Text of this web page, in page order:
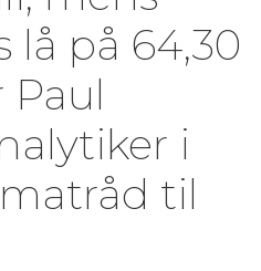
lå på 64,30
Paul
i
til